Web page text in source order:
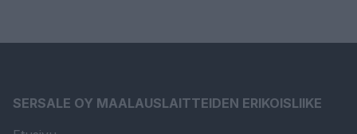
SERSALE OY MAALAUSLAITTEIDEN ERIKOISLIIKE